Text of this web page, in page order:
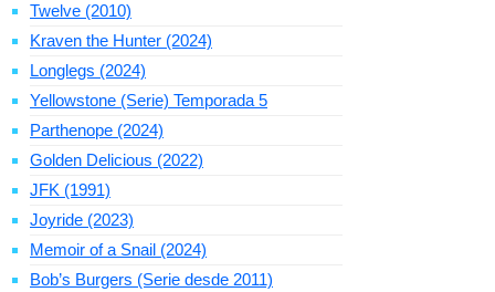
Twelve (2010)
Kraven the Hunter (2024)
Longlegs (2024)
Yellowstone (Serie) Temporada 5
Parthenope (2024)
Golden Delicious (2022)
JFK (1991)
Joyride (2023)
Memoir of a Snail (2024)
Bob’s Burgers (Serie desde 2011)